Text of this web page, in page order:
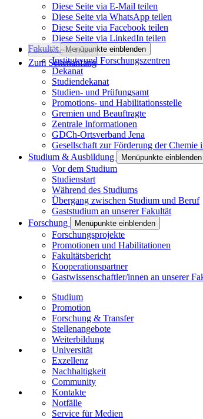
Diese Seite via E-Mail teilen
Diese Seite via WhatsApp teilen
Diese Seite via Facebook teilen
Diese Seite via LinkedIn teilen
Diese Seite teilen
Zum Seitenanfang
Fakultät Menüpunkte einblenden
Institute und Forschungszentren
Dekanat
Studiendekanat
Studien- und Prüfungsamt
Promotions- und Habilitationsstelle
Gremien und Beauftragte
Zentrale Informationen
GDCh-Ortsverband Jena
Gesellschaft zur Förderung der Chemie
Studium & Ausbildung
Menüpunkte einblenden
Vor dem Studium
Studienstart
Während des Studiums
Übergang zwischen Studium und Beruf
Gaststudium an unserer Fakultät
Forschung
Menüpunkte einblenden
Forschungsprojekte
Promotionen und Habilitationen
Fakultätsbericht
Kooperationspartner
Gastwissenschaftler/innen an unserer
Studium
Promotion
Forschung & Transfer
Stellenangebote
Weiterbildung
Universität
Exzellenz
Nachhaltigkeit
Community
Kontakte
Notfälle
Service für Medien